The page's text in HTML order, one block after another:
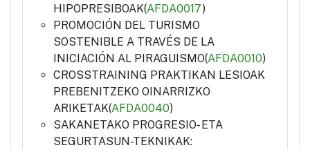
HIPOPRESIBOAK(AFDA0017)
PROMOCIÓN DEL TURISMO
SOSTENIBLE A TRAVÉS DE LA
INICIACIÓN AL PIRAGUISMO(AFDA0010)
CROSSTRAINING PRAKTIKAN LESIOAK
PREBENITZEKO OINARRIZKO
ARIKETAK(AFDA0040)
SAKANETAKO PROGRESIO- ETA
SEGURTASUN-TEKNIKAK: